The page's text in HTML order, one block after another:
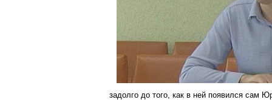
задолго до того, как в ней появился сам